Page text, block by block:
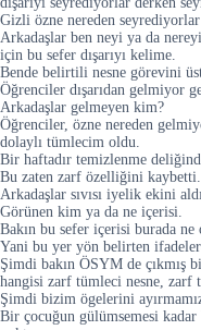
Gizli özne nereden
Arkadaşlar ben neyi ya da
için bu sefer dışarıyı kelime.
Bende belirtili nesne görevini
Öğrenciler dışarıdan gelmiyor
Arkadaşlar gelmeyen kim?
Öğrenciler, özne nereden
dolaylı tümlecim oldu.
Bir haftadır temizlenme
Bu zaten zarf özelliğini kaybetti.
Arkadaşlar sıvısı iyelik ekini
Görünen kim ya da ne içerisi.
Bakın bu sefer içerisi burada
Yani bu yer yön belirten
Şimdi bakın ÖSYM de çıkmış
hangisi zarf tümleci nesne,
Şimdi bizim ögelerini
Bir çocuğun gülümsemesi